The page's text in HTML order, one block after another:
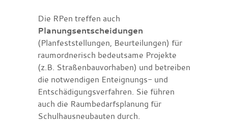
Die RPen treffen auch
Planungsentscheidungen
(Planfeststellungen, Beurteilungen) für
raumordnerisch bedeutsame Projekte
(z.B. Straßenbauvorhaben) und betreiben
die notwendigen Enteignungs- und
Entschädigungsverfahren. Sie führen
auch die Raumbedarfsplanung für
Schulhausneubauten durch.